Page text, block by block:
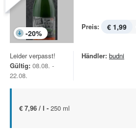
-20%
Preis: € 1,99
Leider verpasst!
Gültig: 08.08. -
22.08.
Händler: budni
€ 7,96 / l - 250 ml